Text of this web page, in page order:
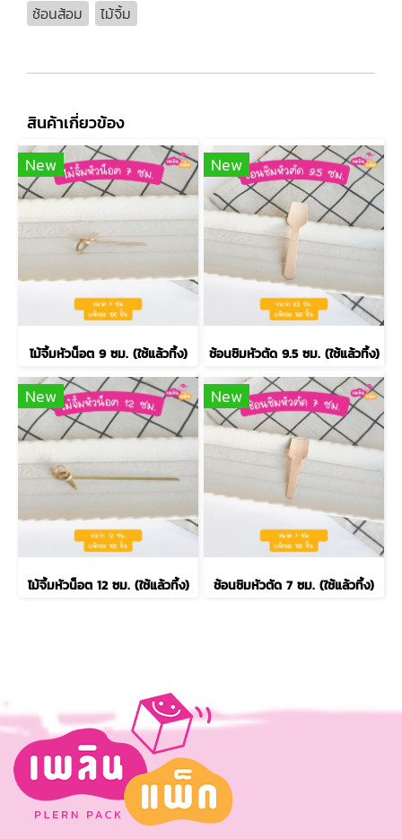
ช้อนส้อม ไม้จิ้ม
สินค้าเกี่ยวข้อง
New
ไม้จิ้มหัวน็อต 9 ซม. (ใช้แล้วทิ้ง)
New
ช้อนชิมหัวตัด 9.5 ซม. (ใช้แล้วทิ้ง)
New
ไม้จิ้มหัวน็อต 12 ซม. (ใช้แล้วทิ้ง)
New
ช้อนชิมหัวตัด 7 ซม. (ใช้แล้วทิ้ง)